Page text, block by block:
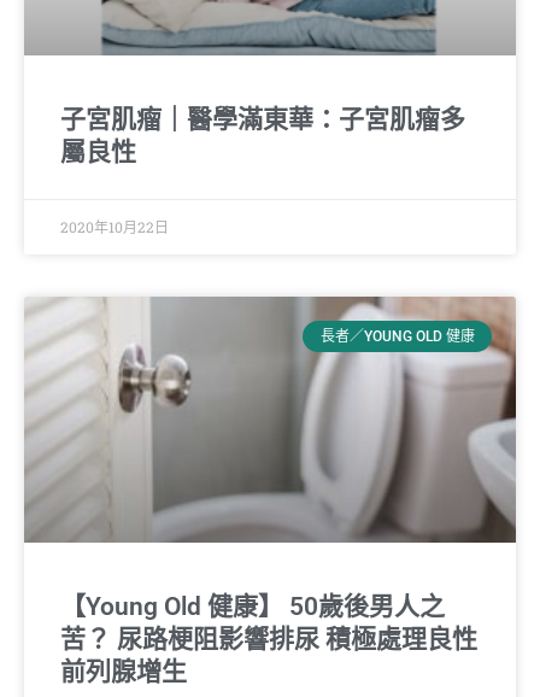
子宮肌瘤｜醫學滿東華：子宮肌瘤多
屬良性
2020年10月22日
長者／YOUNG OLD 健康
【Young Old 健康】 50歲後男人之
苦？ 尿路梗阻影響排尿 積極處理良性
前列腺增生